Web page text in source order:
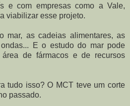
e com empresas como a Vale,
viabilizar esse projeto.
mar, as cadeias alimentares, as
E o estudo do mar pode
de fármacos e de recursos
tudo isso? O MCT teve um corte
passado.